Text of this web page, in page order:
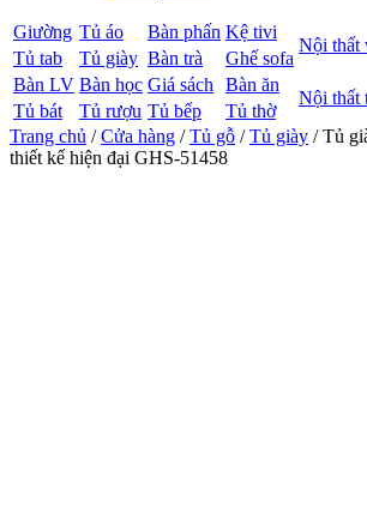
Giường Tủ áo Bàn phấn Kệ tivi
Nội thất
Tủ tab Tủ giày Bàn trà
Ghế sofa
Bàn LV Bàn học Giá sách Bàn ăn
Nội thất
Tủ bát Tủ rượu Tủ bếp
Tủ thờ
Trang chủ /Cửa hàng /Tủ gỗ /Tủ giày / Tủ
thiết kế hiện đại GHS-51458